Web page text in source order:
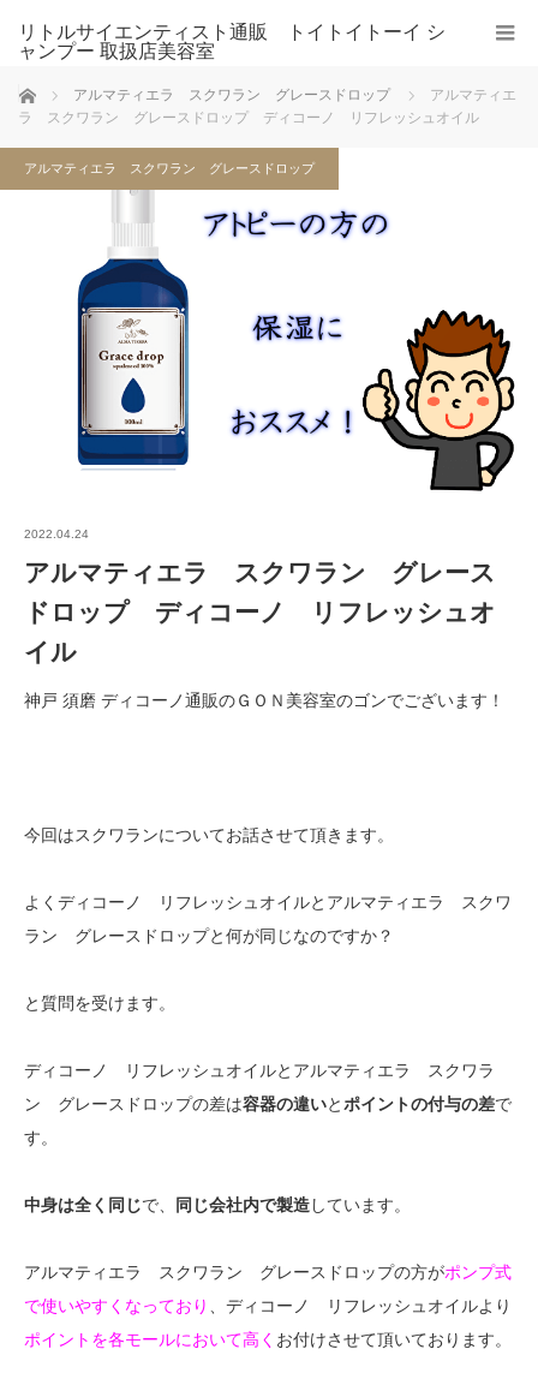
リトルサイエンティスト通販 トイトイトーイ シ
ャンプー 取扱店美容室
ホーム アルマティエラ スクワラン グレースドロップ
アルマティエ
ラ スクワラン グレースドロップ ディコーノ リフレッシュオイル
アルマティエラ スクワラン グレースドロップ
2022.04.24
アルマティエラ スクワラン グレース
ドロップ ディコーノ リフレッシュオ
イル
神戸 須磨 ディコーノ通販のＧＯＮ美容室のゴンでございます！
今回はスクワランについてお話させて頂きます。
よくディコーノ リフレッシュオイルとアルマティエラ スクワ
ラン グレースドロップと何が同じなのですか？
と質問を受けます。
ディコーノ リフレッシュオイルとアルマティエラ スクワラ
ン グレースドロップの差は容器の違いとポイントの付与の差で
す。
中身は全く同じで、 同じ会社内で製造しています。
アルマティエラ スクワラン グレースドロップの方がポンプ式
で使いやすくなっており 、ディコーノ リフレッシュオイルより
ポイントを各モールにおいて高く お付けさせて頂いております。